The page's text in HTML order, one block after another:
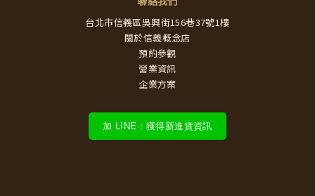
台北市信義區吳興街156巷37號1樓
關於信義概念店
預約參觀
營業資訊
企業方案
加 LINE：獲得新進貨資訊